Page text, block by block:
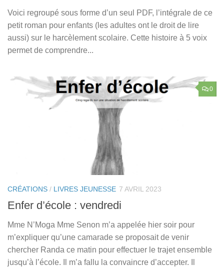
Voici regroupé sous forme d’un seul PDF, l’intégrale de ce
petit roman pour enfants (les adultes ont le droit de lire
aussi) sur le harcèlement scolaire. Cette histoire à 5 voix
permet de comprendre...
0
CRÉATIONS / LIVRES JEUNESSE 7 AVRIL 2023
Enfer d’école : vendredi
Mme N’Moga Mme Senon m’a appelée hier soir pour
m’expliquer qu’une camarade se proposait de venir
chercher Randa ce matin pour effectuer le trajet ensemble
jusqu’à l’école. Il m’a fallu la convaincre d’accepter. Il